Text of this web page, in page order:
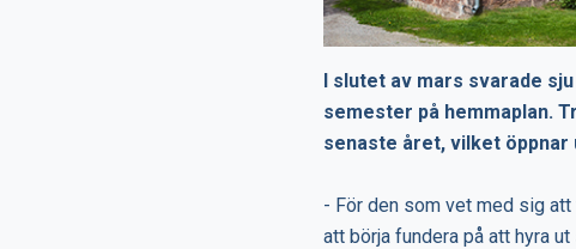
I slutet av mars svarade
semester på hemmaplan.
senaste året, vilket
- För den som vet med sig
att börja fundera på att hyra